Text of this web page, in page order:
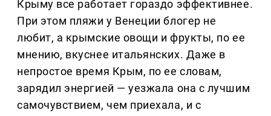
Крыму все работает гораздо эффективнее.
При этом пляжи у Венеции блогер не
любит, а крымские овощи и фрукты, по ее
мнению, вкуснее итальянских. Даже в
непростое время Крым, по ее словам,
зарядил энергией — уезжала она с лучшим
самочувствием, чем приехала, и с